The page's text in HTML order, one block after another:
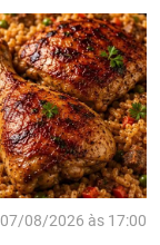
07/08/2026 às 17:00